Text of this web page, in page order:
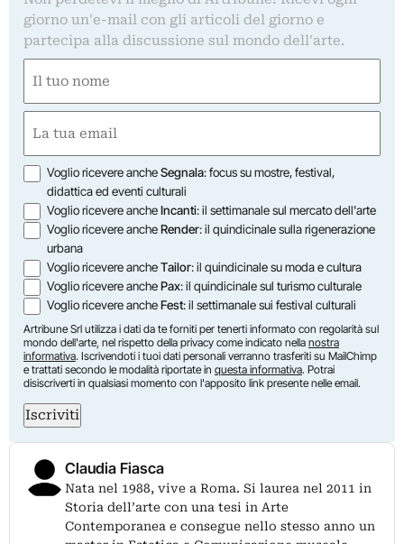
giorno un'e-mail con gli articoli del giorno e
partecipa alla discussione sul mondo dell'arte.
(Obbligatorio)
(Obbligatorio)
Opzioni
Voglio ricevere ancheSegnala: focus su mostre, festival,
didattica ed eventi culturali
Voglio ricevere ancheIncanti: il settimanale sul mercato dell'arte
Voglio ricevere ancheRender: il quindicinale sulla rigenerazione
urbana
Voglio ricevere ancheTailor: il quindicinale su moda e cultura
Voglio ricevere anchePax: il quindicinale sul turismo culturale
Voglio ricevere ancheFest: il settimanale sui festival culturali
Artribune Srl utilizza i dati da te forniti per tenerti informato con regolarità sul
mondo dell'arte, nel rispetto della privacy come indicato nella nostra
informativa. Iscrivendoti i tuoi dati personali verranno trasferiti su MailChimp
e trattati secondo le modalità riportate in questa informativa. Potrai
disiscriverti in qualsiasi momento con l'apposito link presente nelle email.
Iscriviti
Claudia Fiasca
Nata nel 1988, vive a Roma. Si laurea nel 2011 in
Storia dell’arte con una tesi in Arte
Contemporanea e consegue nello stesso anno un